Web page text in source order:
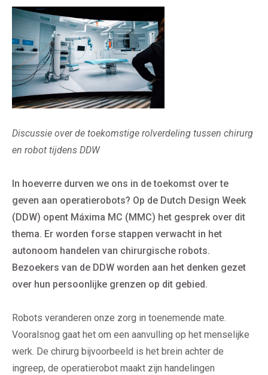
Discussie over de toekomstige rolverdeling tussen chirurg
en robot tijdens DDW
In hoeverre durven we ons in de toekomst over te
geven aan operatierobots? Op de Dutch Design Week
(DDW) opent Máxima MC (MMC) het gesprek over dit
thema. Er worden forse stappen verwacht in het
autonoom handelen van chirurgische robots.
Bezoekers van de DDW worden aan het denken gezet
over hun persoonlijke grenzen op dit gebied.
Robots veranderen onze zorg in toenemende mate.
Vooralsnog gaat het om een aanvulling op het menselijke
werk. De chirurg bijvoorbeeld is het brein achter de
ingreep, de operatierobot maakt zijn handelingen